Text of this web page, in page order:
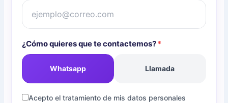
¿Cómo quieres que te contactemos?*
Whatsapp Llamada
Acepto el tratamiento de mis datos personales